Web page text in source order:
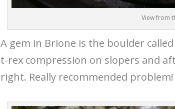
View from
A gem in Brione is the boulder
t-rex compression on slopers and
right. Really recommended problem!